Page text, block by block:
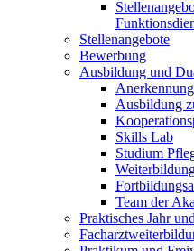
Stellenangebote
Bewerbung
Ausbildung und
Ausbildung
Skills Lab
Studium
Team der
Praktisches Jahr